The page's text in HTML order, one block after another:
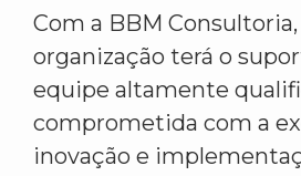
Com a BBM Consultoria,
organização terá o
equipe altamente
comprometida com a
inovação e